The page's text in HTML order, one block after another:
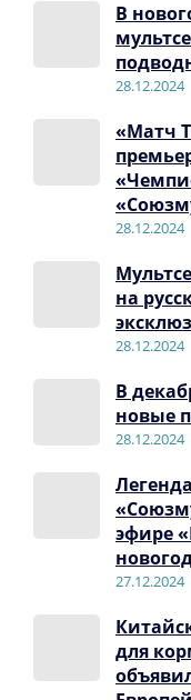
В
28.12.2024
«Матч
28.12.2024
на
28.12.2024
В
новые
28.12.2024
эфире
27.12.2024
для